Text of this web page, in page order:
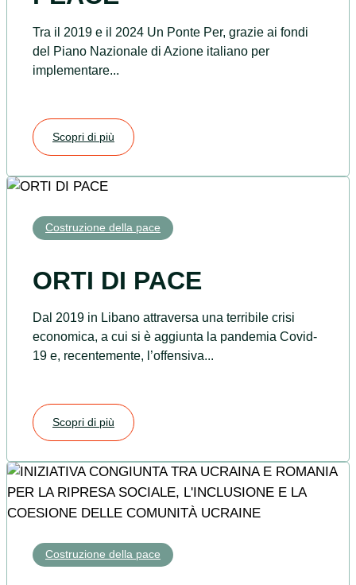
Tra il 2019 e il 2024 Un Ponte Per, grazie ai fondi
del Piano Nazionale di Azione italiano per
implementare...
Scopri di più
Costruzione della pace
ORTI DI PACE
Dal 2019 in Libano attraversa una terribile crisi
economica, a cui si è aggiunta la pandemia Covid-
19 e, recentemente, l’offensiva...
Scopri di più
Costruzione della pace